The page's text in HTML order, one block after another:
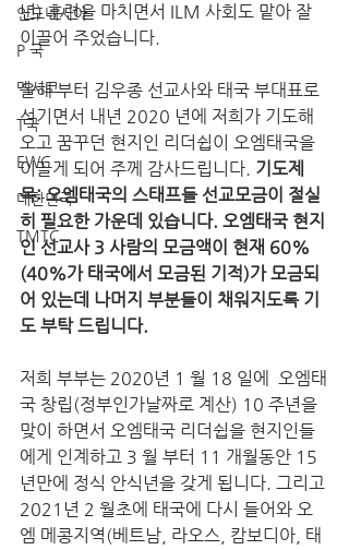
인도네시아
P 국
멕시코
T국
EWC
대한민국
TMTC
년) 훈련을 마치면서 ILM 사회도 맡아 잘
이끌어 주었습니다.
올해 부터 김우종 선교사와 태국 부대표로
섬기면서 내년 2020 년에 저희가 기도해
오고 꿈꾸던 현지인 리더쉽이 오엠태국을
이끌게 되어 주께 감사드립니다. 기도제
목: 오엠태국의 스태프들 선교모금이 절실
히 필요한 가운데 있습니다. 오엠태국 현지
인 선교사 3 사람의 모금액이 현재 60%
(40%가 태국에서 모금된 기적)가 모금되
어 있는데 나머지 부분들이 채워지도록 기
도 부탁 드립니다.
저희 부부는 2020년 1 월 18 일에  오엠태
국 창립(정부인가날짜로 계산) 10 주년을
맞이 하면서 오엠태국 리더쉽을 현지인들
에게 인계하고 3 월 부터 11 개월동안 15
년만에 정식 안식년을 갖게 됩니다. 그리고
2021년 2 월초에 태국에 다시 들어와 오
엠 메콩지역(베트남, 라오스, 캄보디아, 태